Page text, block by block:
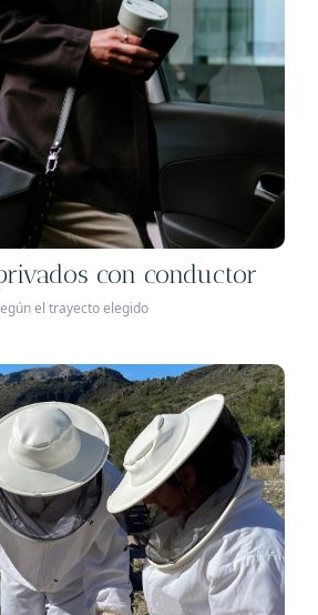
con conductor
el trayecto elegido